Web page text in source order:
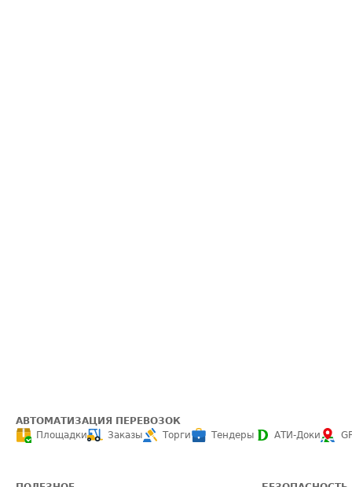
АВТОМАТИЗАЦИЯ ПЕРЕВОЗОК
Площадки
Заказы Торги Тендеры АТИ-Доки